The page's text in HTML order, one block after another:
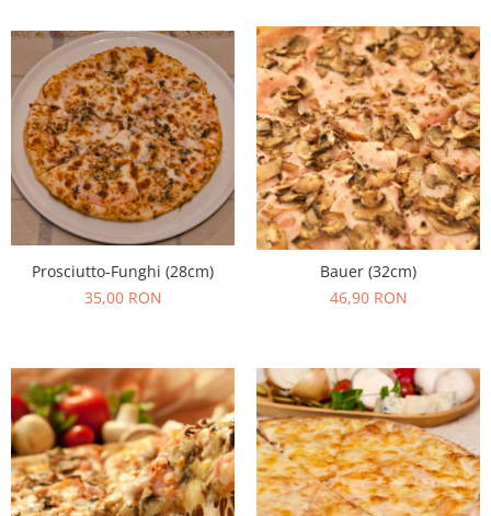
Prosciutto-Funghi (28cm)
35,00 RON
Bauer (32cm)
46,90 RON